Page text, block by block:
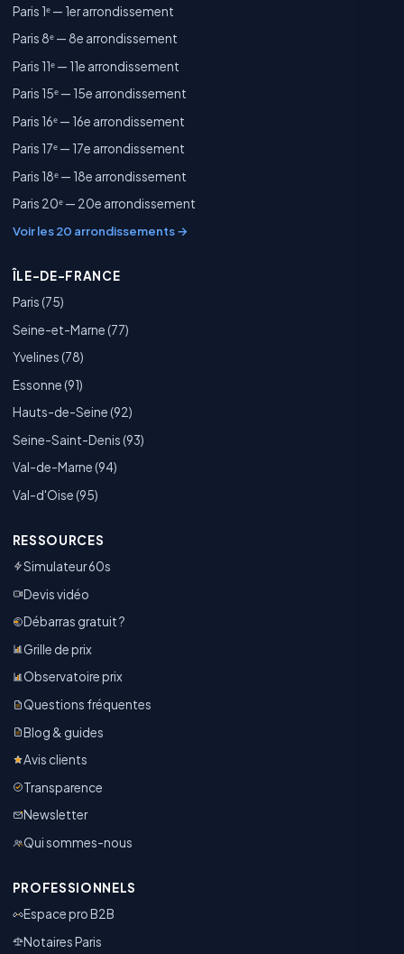
Paris 1ᵉ — 1er arrondissement
Paris 8ᵉ — 8e arrondissement
Paris 11ᵉ — 11e arrondissement
Paris 15ᵉ — 15e arrondissement
Paris 16ᵉ — 16e arrondissement
Paris 17ᵉ — 17e arrondissement
Paris 18ᵉ — 18e arrondissement
Paris 20ᵉ — 20e arrondissement
Voir les 20 arrondissements →
ÎLE-DE-FRANCE
Paris (75)
Seine-et-Marne (77)
Yvelines (78)
Essonne (91)
Hauts-de-Seine (92)
Seine-Saint-Denis (93)
Val-de-Marne (94)
Val-d'Oise (95)
RESSOURCES
Simulateur 60s
Devis vidéo
Débarras gratuit ?
Grille de prix
Observatoire prix
Questions fréquentes
Blog & guides
Avis clients
Transparence
Newsletter
Qui sommes-nous
PROFESSIONNELS
Espace pro B2B
Notaires Paris